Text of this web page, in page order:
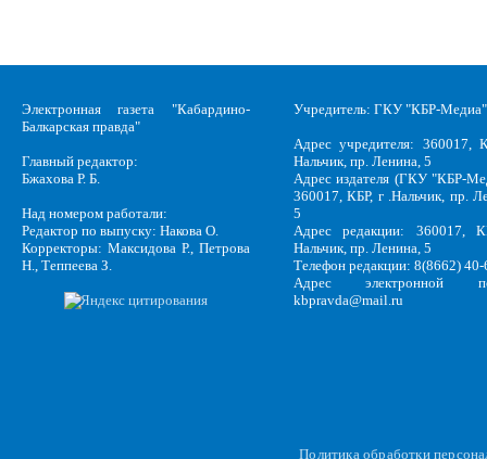
Электронная газета "Кабардино-
Балкарская правда"
Главный редактор:
Бжахова Р. Б.
Над номером работали:
Редактор по выпуску: Накова О.
Корректоры: Максидова Р., Петрова
Н., Теппеева З.
Учредитель: ГКУ "КБР-Медиа"
Адрес учредителя: 360017,
Нальчик, пр. Ленина, 5
Адрес издателя (ГКУ "КБР-
360017, КБР, г .Нальчик, пр.
5
Адрес редакции: 360017,
Нальчик, пр. Ленина, 5
Телефон редакции: 8(8662)
Адрес электронной
kbpravda@mail.ru
Политика обработки